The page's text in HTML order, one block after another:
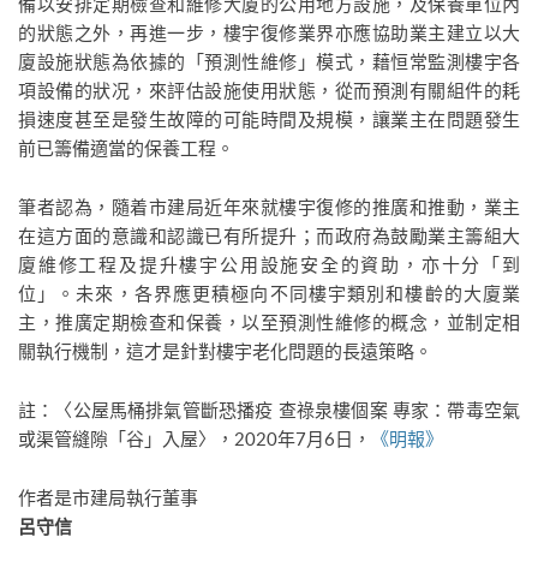
的狀態之外，再進一步，樓宇復修業界亦應協助業主建立以大
廈設施狀態為依據的「預測性維修」模式，藉恒常監測樓宇各
項設備的狀况，來評估設施使用狀態，從而預測有關組件的耗
損速度甚至是發生故障的可能時間及規模，讓業主在問題發生
前已籌備適當的保養工程。
筆者認為，隨着市建局近年來就樓宇復修的推廣和推動，業主
在這方面的意識和認識已有所提升；而政府為鼓勵業主籌組大
廈維修工程及提升樓宇公用設施安全的資助，亦十分「到
位」。未來，各界應更積極向不同樓宇類別和樓齡的大廈業
主，推廣定期檢查和保養，以至預測性維修的概念，並制定相
關執行機制，這才是針對樓宇老化問題的長遠策略。
註：〈公屋馬桶排氣管斷恐播疫 查祿泉樓個案 專家：帶毒空氣
或渠管縫隙「谷」入屋〉，2020年7月6日，
《明報》
作者是市建局執行董事
​呂守信